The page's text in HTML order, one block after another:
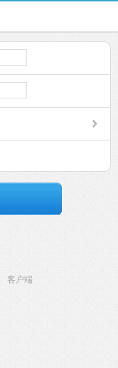
客户端